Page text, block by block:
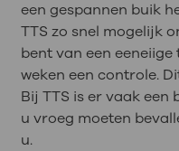
een gespannen buik
TTS zo snel mogelijk
bent van een
weken een controle.
Bij TTS is er vaak
u vroeg moeten
u.